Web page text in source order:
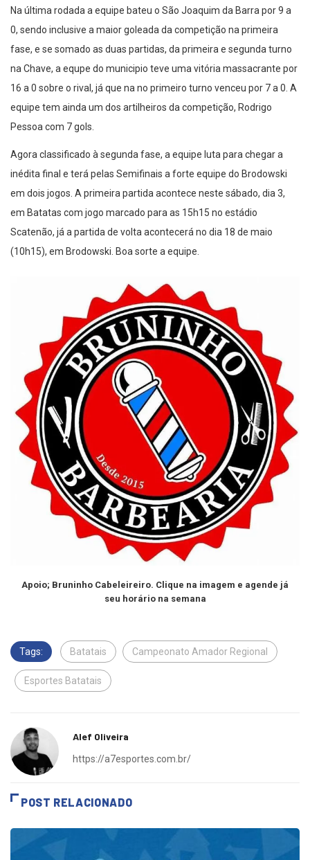
Na última rodada a equipe bateu o São Joaquim da Barra por 9 a
0, sendo inclusive a maior goleada da competição na primeira
fase, e se somado as duas partidas, da primeira e segunda turno
na Chave, a equpe do municipio teve uma vitória massacrante por
16 a 0 sobre o rival, já que na no primeiro turno venceu por 7 a 0. A
equipe tem ainda um dos artilheiros da competição, Rodrigo
Pessoa com 7 gols.
Agora classificado à segunda fase, a equipe luta para chegar a
inédita final e terá pelas Semifinais a forte equipe do Brodowski
em dois jogos. A primeira partida acontece neste sábado, dia 3,
em Batatas com jogo marcado para as 15h15 no estádio
Scatenão, já a partida de volta acontecerá no dia 18 de maio
(10h15), em Brodowski. Boa sorte a equipe.
Apoio; Bruninho Cabeleireiro. Clique na imagem e agende já
seu horário na semana
Tags: Batatais Campeonato Amador Regional
Esportes Batatais
Alef Oliveira
https://a7esportes.com.br/
POST RELACIONADO